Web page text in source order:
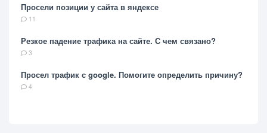
Просели позиции у сайта в яндексе
11
Резкое падение трафика на сайте. С чем связано?
3
Просел трафик с google. Помогите определить причину?
4